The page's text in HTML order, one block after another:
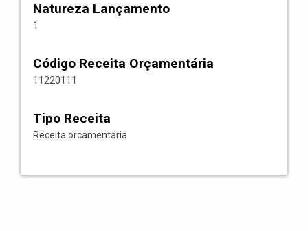
Natureza Lançamento
1
Código Receita Orçamentária
11220111
Tipo Receita
Receita orcamentaria